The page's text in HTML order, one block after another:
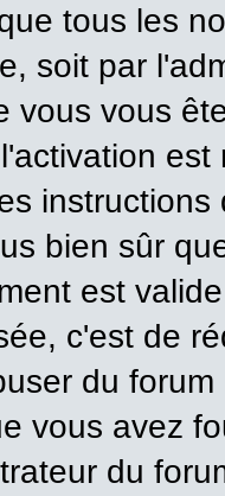
tous les
soit par
vous vous
bien sûr
est
c'est de
du
vous avez
du